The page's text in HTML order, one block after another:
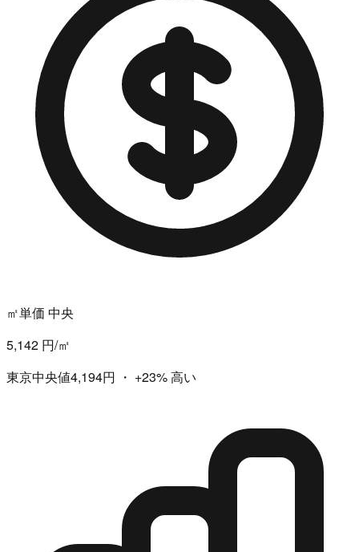
㎡単価 中央
5,142 円/㎡
東京中央値4,194円 ・ +23%高い